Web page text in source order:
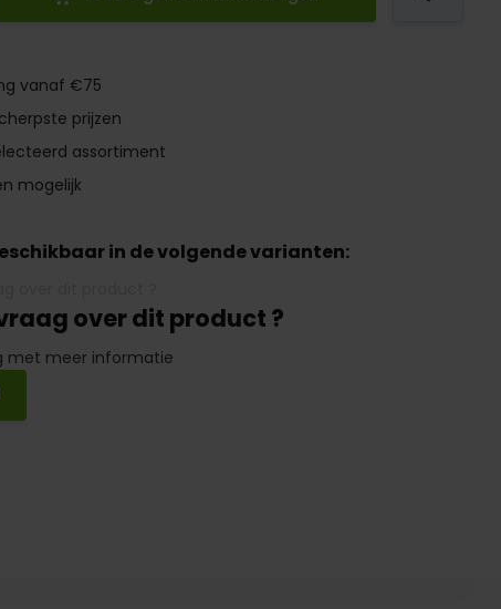
vanaf €75
prijzen
assortiment
mogelijk
in de volgende varianten:
over dit product ?
met meer informatie